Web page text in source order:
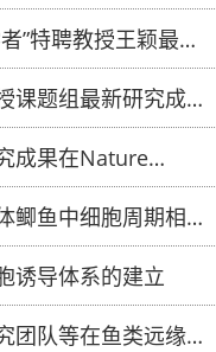
高等学校科学研究
”特聘教授王颖最新研
表
课题组最新研究成果在
上发表
成果在Nature
上发表
鲫鱼中细胞周期相关基
诱导体系的建立
团队等在鱼类远缘杂交